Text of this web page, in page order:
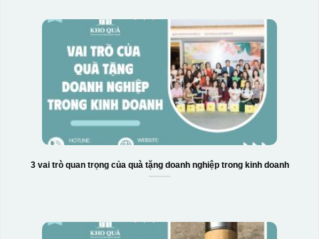
3 vai trò quan trọng của quà tặng doanh nghiệp trong kinh doanh